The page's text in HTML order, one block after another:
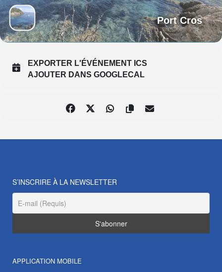
Port Cros
EXPORTER L'ÉVÉNEMENT ICS
AJOUTER DANS GOOGLECAL
S’INSCRIRE À LA NEWSLETTER
APPLICATION MOBILE